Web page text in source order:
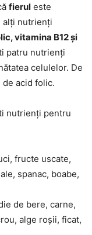
fierul este
alți nutrienți
vitamina B12 și
patru nutrienți
celulelor. De
acid folic.
nutrienți pentru
fructe uscate,
spanac, boabe,
de bere, carne,
alge roșii, ficat,